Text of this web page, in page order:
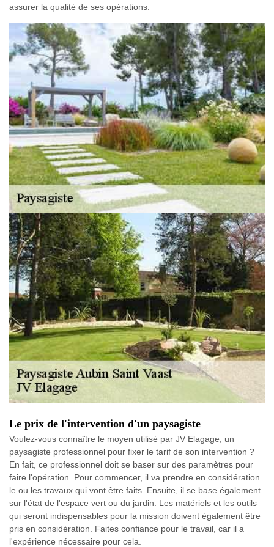
assurer la qualité de ses opérations.
Le prix de l'intervention d'un paysagiste
Voulez-vous connaître le moyen utilisé par JV Elagage, un
paysagiste professionnel pour fixer le tarif de son intervention ?
En fait, ce professionnel doit se baser sur des paramètres pour
faire l'opération. Pour commencer, il va prendre en considération
le ou les travaux qui vont être faits. Ensuite, il se base également
sur l'état de l'espace vert ou du jardin. Les matériels et les outils
qui seront indispensables pour la mission doivent également être
pris en considération. Faites confiance pour le travail, car il a
l'expérience nécessaire pour cela.